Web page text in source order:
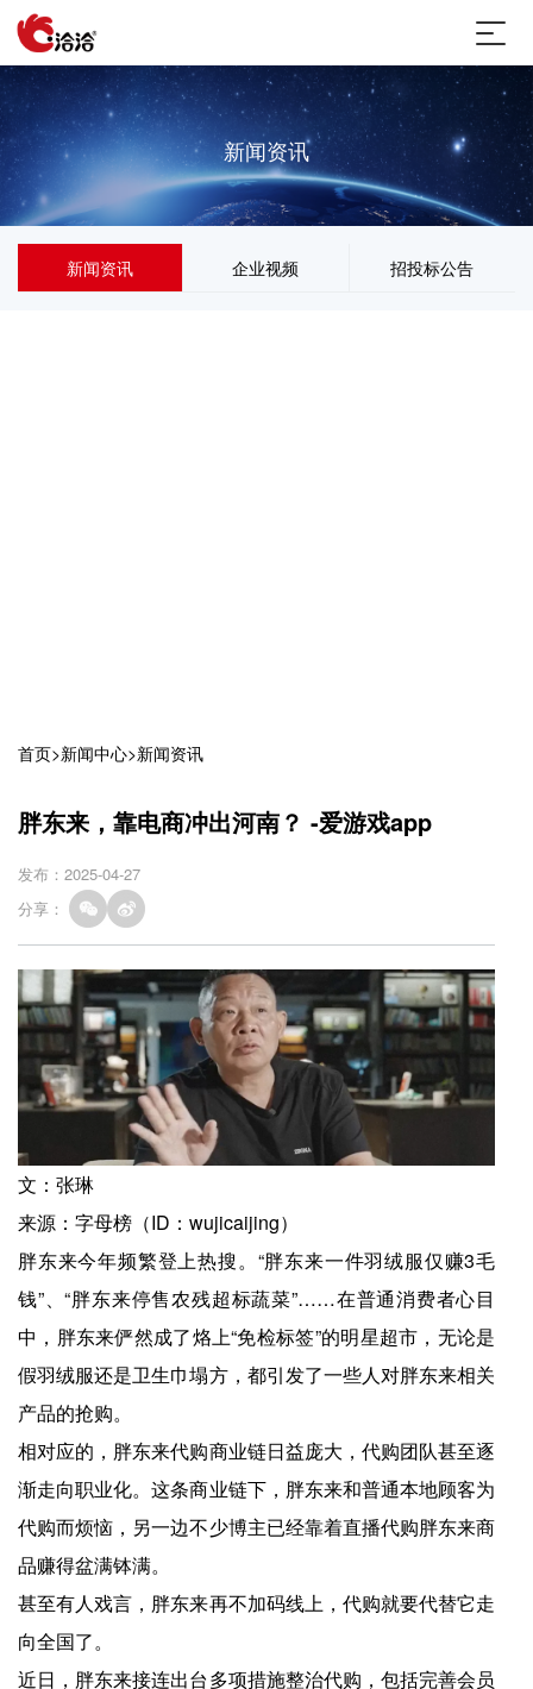
新闻资讯
新闻资讯 企业视频 招投标公告
首页>新闻中心>新闻资讯
胖东来，靠电商冲出河南？ -爱游戏app
发布：2025-04-27
分享：
文：张琳
来源：字母榜（ID：wujicaijing）
胖东来今年频繁登上热搜。“胖东来一件羽绒服仅赚3毛
钱”、“胖东来停售农残超标蔬菜”……在普通消费者心目
中，胖东来俨然成了烙上“免检标签”的明星超市，无论是
假羽绒服还是卫生巾塌方，都引发了一些人对胖东来相关
产品的抢购。
相对应的，胖东来代购商业链日益庞大，代购团队甚至逐
渐走向职业化。这条商业链下，胖东来和普通本地顾客为
代购而烦恼，另一边不少博主已经靠着直播代购胖东来商
品赚得盆满钵满。
甚至有人戏言，胖东来再不加码线上，代购就要代替它走
向全国了。
近日，胖东来接连出台多项措施整治代购，包括完善会员